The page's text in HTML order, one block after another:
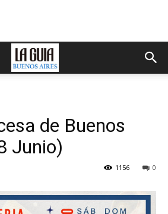
de Buenos
Junio)
0
1156